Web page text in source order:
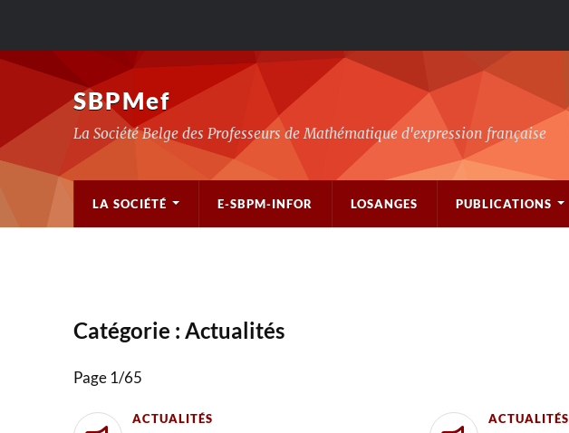
SBPMef
La Société Belge des Professeurs de Mathématique d'expression française
LA SOCIÉTÉ E-SBPM-INFOR LOSANGES PUBLICATIONS
Catégorie : Actualités
Page 1/65
ACTUALITÉS ACTUALITÉS